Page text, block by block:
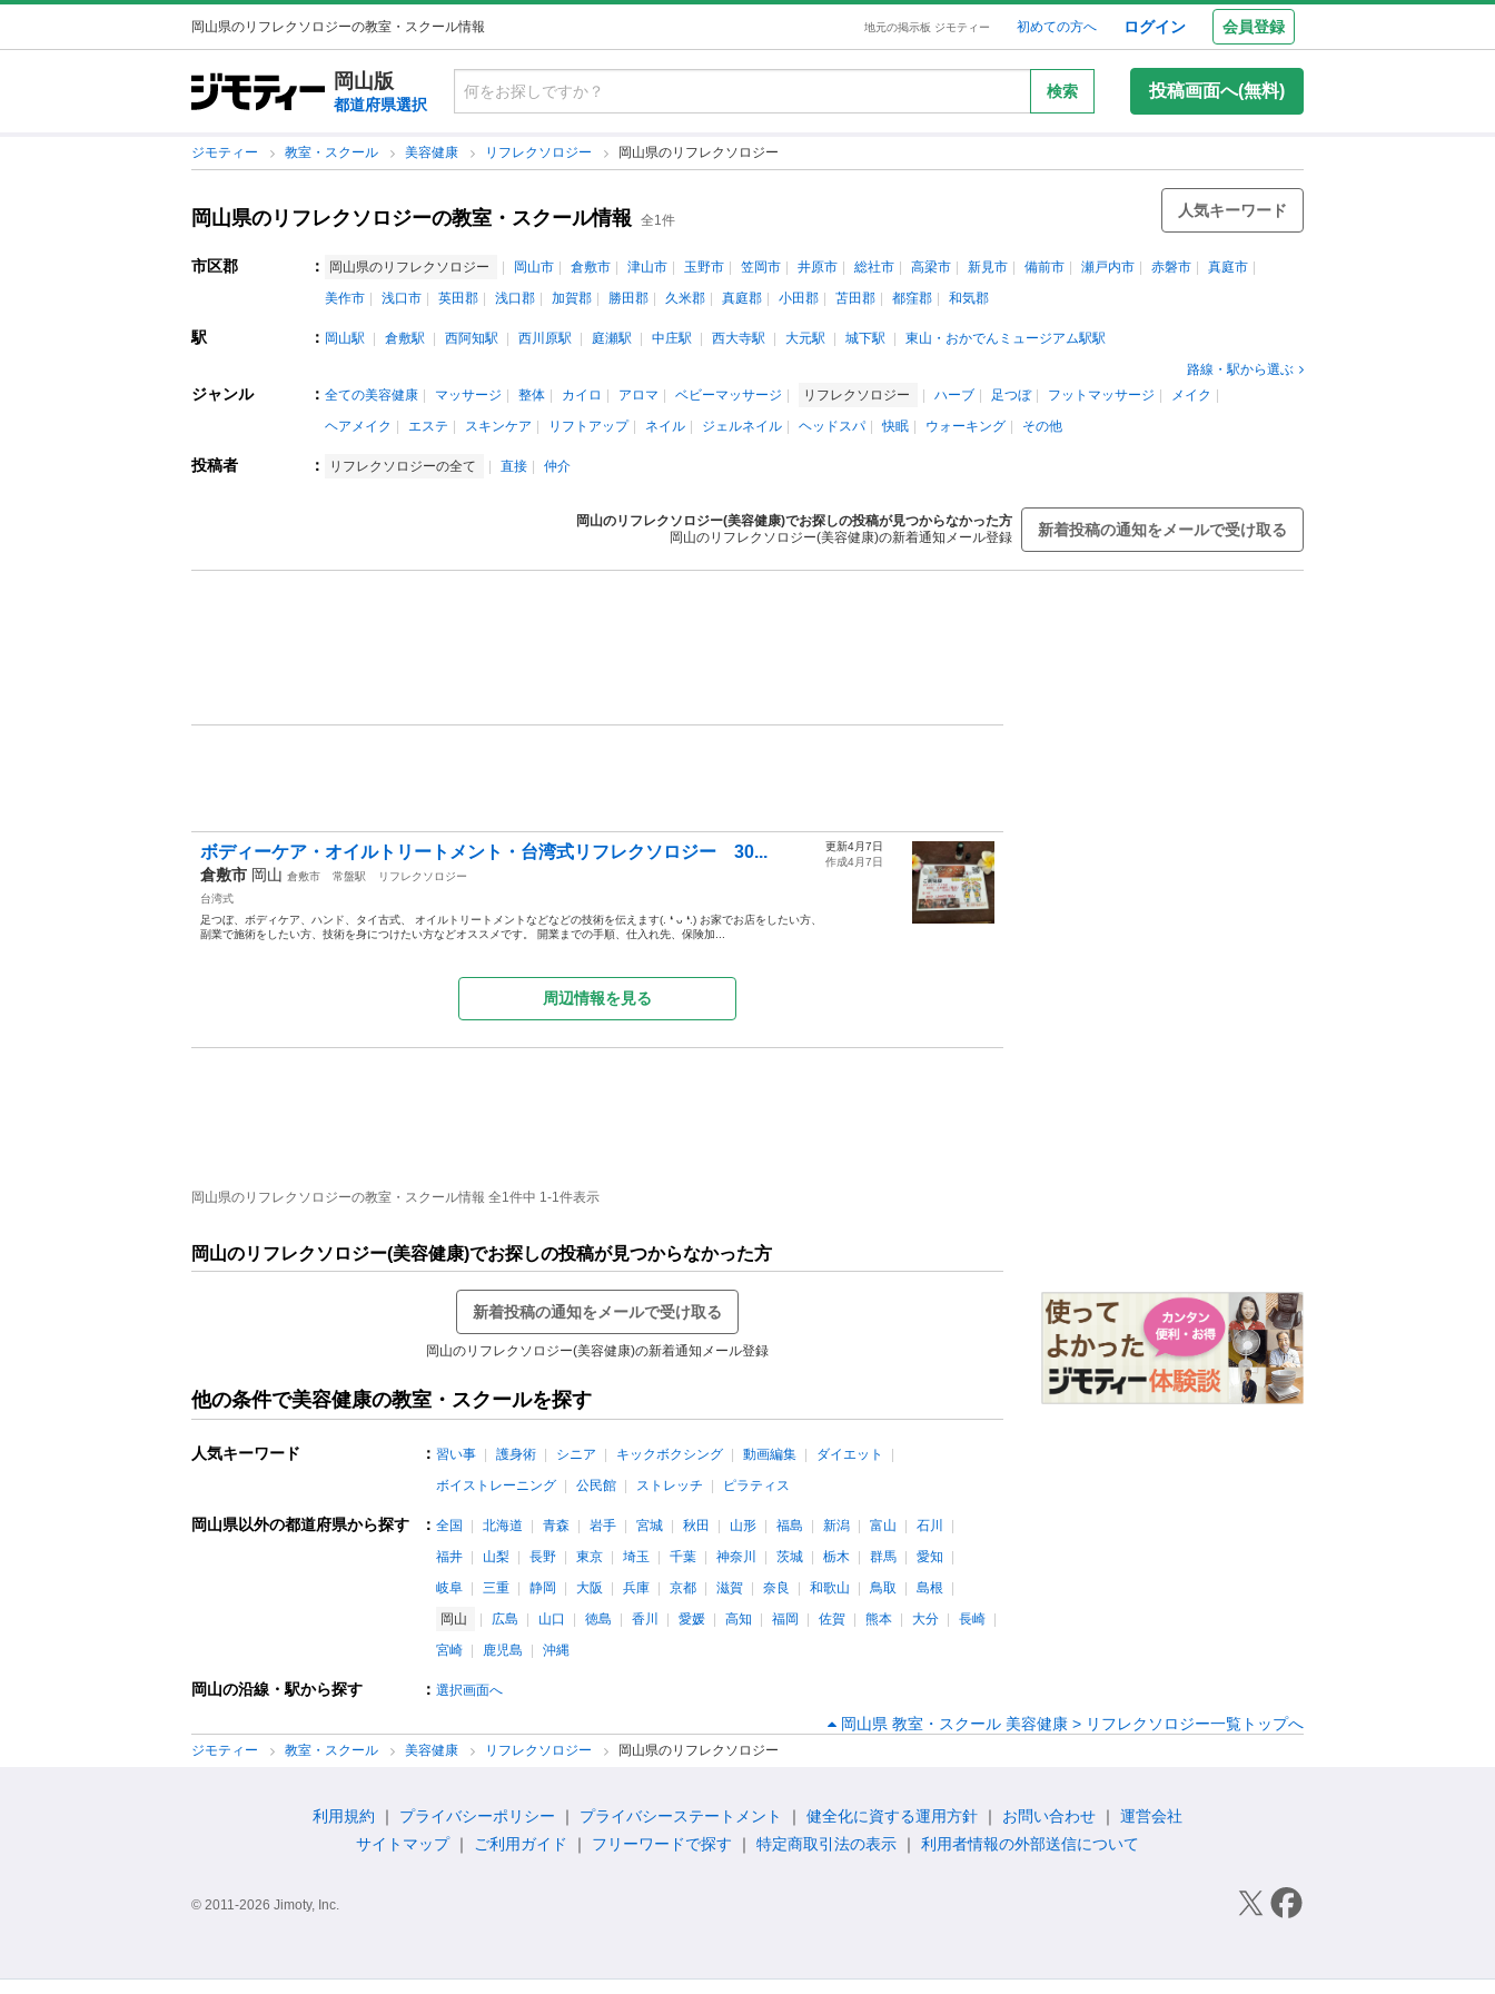
岡山県のリフレクソロジーの教室・スクール情報 地元の掲示板 ジモティー 初めての方へ ログイン 会員登録
岡山版
都道府県選択
検索 投稿画面へ(無料)
ジモティー 教室・スクール 美容健康 リフレクソロジー 岡山県のリフレクソロジー
岡山県のリフレクソロジーの教室・スクール情報 全1件
人気キーワード
市区郡 ： 岡山県のリフレクソロジー 岡山市 倉敷市 津山市 玉野市 笠岡市 井原市 総社市 高梁市 新見市 備前市 瀬戸内市 赤磐市
真庭市
美作市
浅口市 英田郡 浅口郡 加賀郡 勝田郡 久米郡 真庭郡 小田郡 苫田郡 都窪郡 和気郡
駅 ： 岡山駅 倉敷駅 西阿知駅 西川原駅 庭瀬駅 中庄駅 西大寺駅 大元駅 城下駅
東山・おかでんミュージアム駅駅
路線・駅から選ぶ
ジャンル ： 全ての美容健康 マッサージ 整体 カイロ アロマ ベビーマッサージ リフレクソロジー ハーブ 足つぼ フットマッサージ
メイク
ヘアメイク
エステ スキンケア リフトアップ ネイル ジェルネイル ヘッドスパ 快眠 ウォーキング その他
投稿者 ： リフレクソロジーの全て 直接 仲介
岡山のリフレクソロジー(美容健康)でお探しの投稿が見つからなかった方
岡山のリフレクソロジー(美容健康)の新着通知メール登録
新着投稿の通知をメールで受け取る
ボディーケア・オイルトリートメント・台湾式リフレクソロジー 30...
倉敷市 岡山 倉敷市 常盤駅
リフレクソロジー
台湾式
足つぼ、ボディケア、ハンド、タイ古式、 オイルトリートメントなどなどの技術を伝えます(. ❛ ᴗ ❛.) お家でお店をしたい方、
副業で施術をしたい方、技術を身につけたい方などオススメです。 開業までの手順、仕入れ先、保険加...
更新4月7日
作成4月7日
周辺情報を見る
岡山県のリフレクソロジーの教室・スクール情報 全1件中 1-1件表示
岡山のリフレクソロジー(美容健康)でお探しの投稿が見つからなかった方
新着投稿の通知をメールで受け取る
岡山のリフレクソロジー(美容健康)の新着通知メール登録
他の条件で美容健康の教室・スクールを探す
人気キーワード ： 習い事 護身術 シニア キックボクシング 動画編集
ダイエット
ボイストレーニング
公民館 ストレッチ ピラティス
岡山県以外の都道府県から探す ： 全国 北海道 青森 岩手 宮城 秋田 山形 福島 新潟 富山
石川
福井
山梨 長野 東京 埼玉 千葉 神奈川 茨城 栃木 群馬
愛知
岐阜
三重 静岡 大阪 兵庫 京都 滋賀 奈良 和歌山 鳥取
島根
岡山
広島 山口 徳島 香川 愛媛 高知 福岡 佐賀 熊本 大分
長崎
宮崎
鹿児島 沖縄
岡山の沿線・駅から探す ： 選択画面へ
岡山県 教室・スクール 美容健康 > リフレクソロジー一覧トップへ
ジモティー 教室・スクール 美容健康 リフレクソロジー 岡山県のリフレクソロジー
利用規約 プライバシーポリシー プライバシーステートメント 健全化に資する運用方針 お問い合わせ
運営会社
サイトマップ
ご利用ガイド フリーワードで探す 特定商取引法の表示 利用者情報の外部送信について
© 2011-2026 Jimoty, Inc.